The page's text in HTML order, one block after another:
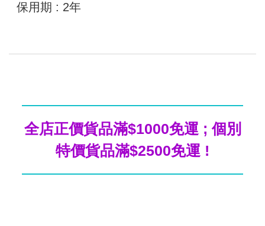
保用期 : 2年
全店正價貨品滿$1000免運 ; 個別
特價貨品滿$2500免運 !